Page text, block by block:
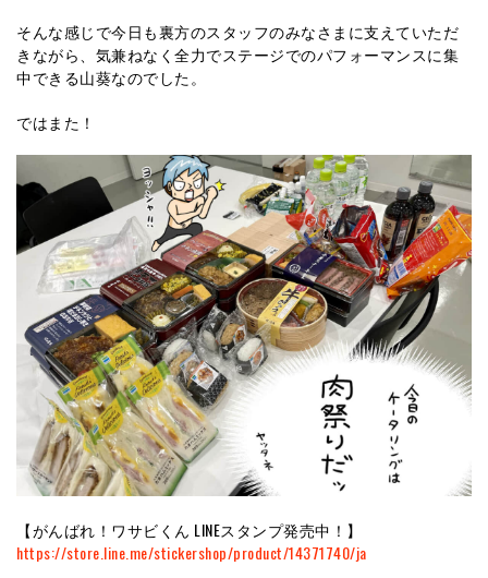
そんな感じで今日も裏方のスタッフのみなさまに支えていただ
きながら、気兼ねなく全力でステージでのパフォーマンスに集
中できる山葵なのでした。
ではまた！
【がんばれ！ワサビくん LINEスタンプ発売中！】
https://store.line.me/stickershop/product/14371740/ja